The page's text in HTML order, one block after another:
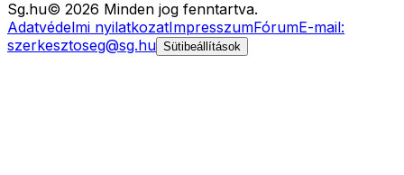
Sg.hu© 2026 Minden jog fenntartva.
Adatvédelmi nyilatkozatImpresszumFórumE-mail:
szerkesztoseg@sg.hu Sütibeállítások